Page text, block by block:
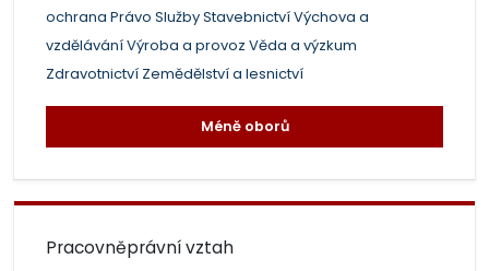
ochrana Právo SlužbyStavebnictvíVýchova a
vzděláváníVýroba a provoz Věda a výzkum
Zdravotnictví Zemědělství a lesnictví
Méně oborů
Pracovněprávní vztah